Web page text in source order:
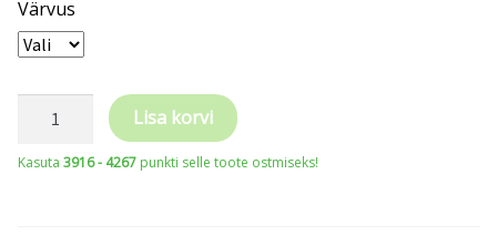
Värvus
BENNON
töösandaalid
Lisa korvi
Kasuta 3916 - 4267 punkti selle toote ostmiseks!